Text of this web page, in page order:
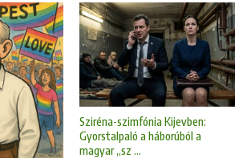
Sziréna-szimfónia Kijevben:
Gyorstalpaló a háborúból a
magyar „sz ...